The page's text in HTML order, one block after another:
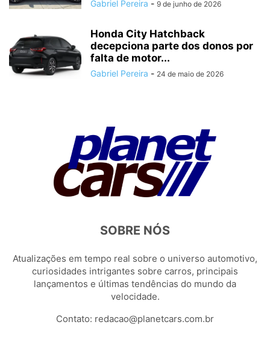
Gabriel Pereira - 9 de junho de 2026
Honda City Hatchback
decepciona parte dos donos por
falta de motor...
Gabriel Pereira - 24 de maio de 2026
SOBRE NÓS
Atualizações em tempo real sobre o universo automotivo,
curiosidades intrigantes sobre carros, principais
lançamentos e últimas tendências do mundo da
velocidade.
Contato: redacao@planetcars.com.br